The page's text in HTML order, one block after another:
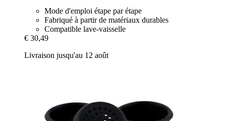
Mode d'emploi étape par étape
Fabriqué à partir de matériaux durables
Compatible lave-vaisselle
€ 30,49
Livraison jusqu'au 12 août